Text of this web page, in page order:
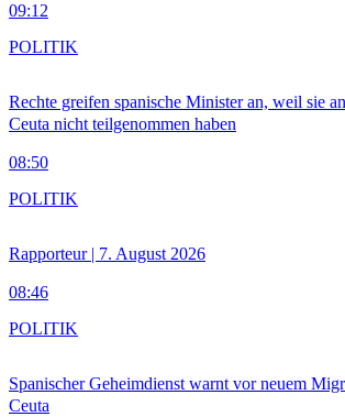
09:12
Rechte greifen spanische Minister an, weil sie
Ceuta nicht teilgenommen haben
08:50
POLITIK
Rapporteur | 7. August 2026
08:46
POLITIK
Spanischer Geheimdienst warnt vor neuem
Ceuta
POLITIK